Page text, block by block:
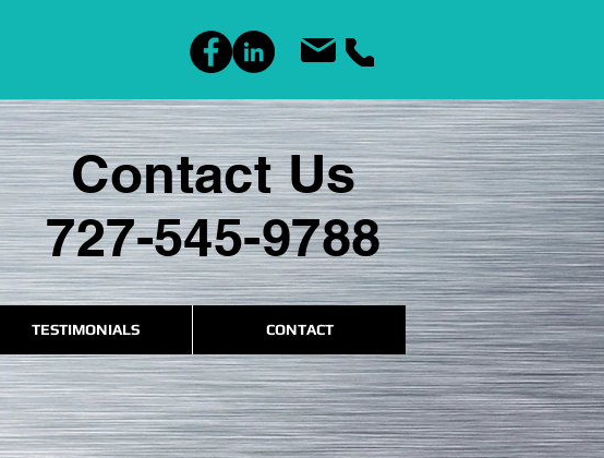
Contact Us
727-545-9788
TESTIMONIALS CONTACT